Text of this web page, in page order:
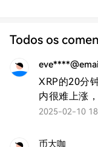
Todos os
XRP的20分
内很难上涨
2025-02-10
币大咖